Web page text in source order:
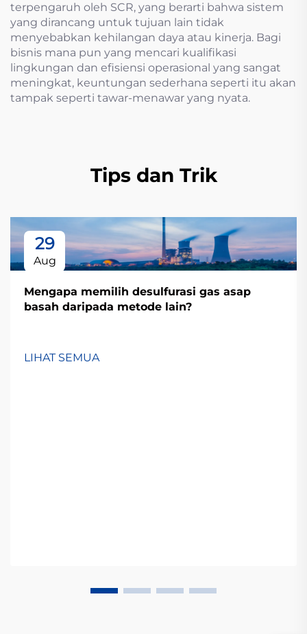
terpengaruh oleh SCR, yang berarti bahwa sistem
yang dirancang untuk tujuan lain tidak
menyebabkan kehilangan daya atau kinerja. Bagi
bisnis mana pun yang mencari kualifikasi
lingkungan dan efisiensi operasional yang sangat
meningkat, keuntungan sederhana seperti itu akan
tampak seperti tawar-menawar yang nyata.
Tips dan Trik
29
Aug
Mengapa memilih desulfurasi gas asap
basah daripada metode lain?
LIHAT SEMUA